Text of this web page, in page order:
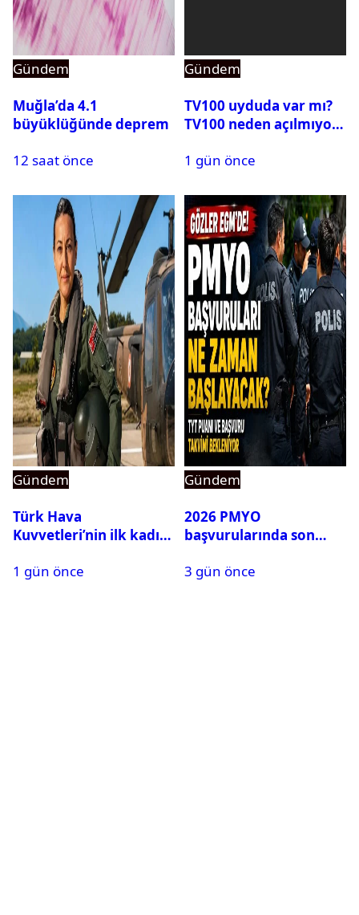
Gündem
Muğla’da 4.1
büyüklüğünde deprem
12 saat önce
Gündem
TV100 uyduda var mı?
TV100 neden açılmıyor?
1 gün önce
Gündem
Türk Hava
Kuvvetleri’nin ilk kadın
Karapınar hakkında
1 gün önce
Gündem
2026 PMYO
başvurularında son
3 gün önce